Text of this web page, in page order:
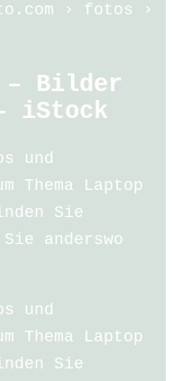
› fotos ›
– Bilder
iStock
und
Thema Laptop
Sie
anderswo
und
Thema Laptop
Sie